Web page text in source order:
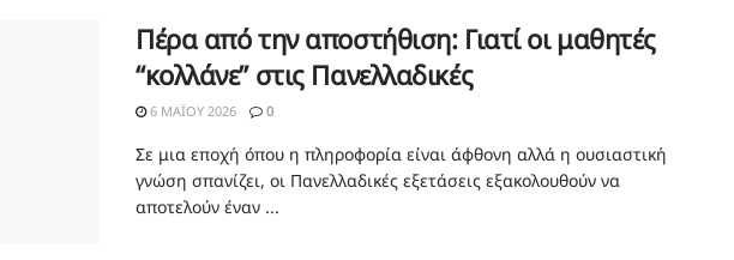
Πέρα από την αποστήθιση: Γιατί οι μαθητές
“κολλάνε” στις Πανελλαδικές
6 ΜΑΪ́ΟΥ 2026 0
Σε μια εποχή όπου η πληροφορία είναι άφθονη αλλά η ουσιαστική
γνώση σπανίζει, οι Πανελλαδικές εξετάσεις εξακολουθούν να
αποτελούν έναν ...